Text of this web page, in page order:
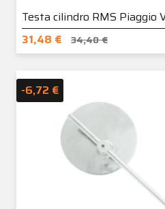
Testa cilindro RMS Piaggio
31,48 €
34,40 €
-6,72 €